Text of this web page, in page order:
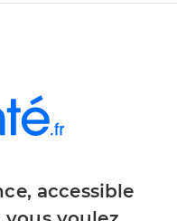
accessible